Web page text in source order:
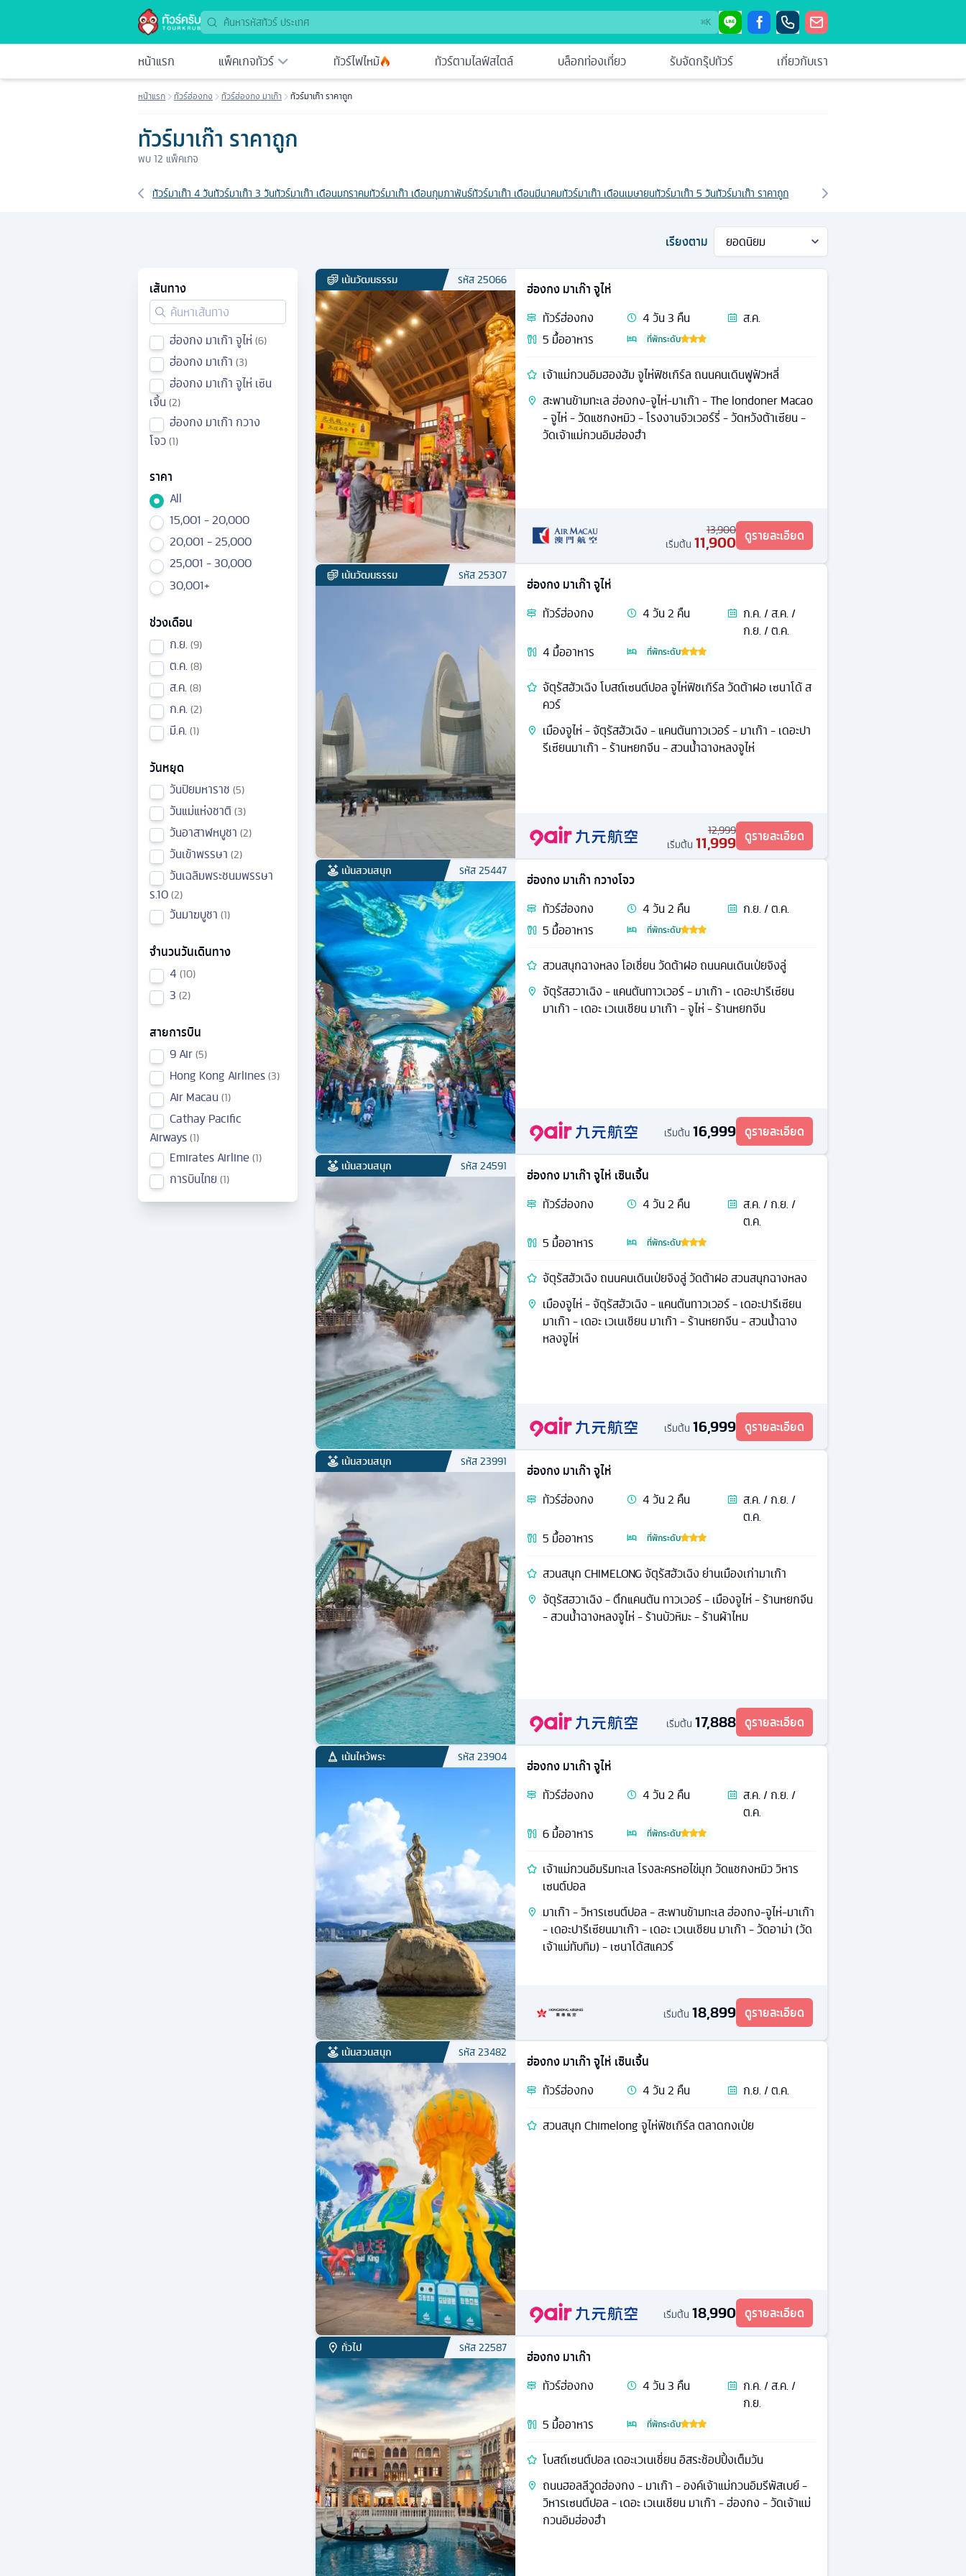
⌘K
หน้าแรก แพ็คเกจทัวร์ ทัวร์ไฟไหม้ ทัวร์ตามไลฟ์สไตล์ บล็อกท่องเที่ยว รับจัดกรุ๊ปทัวร์ เกี่ยวกับเรา
หน้าแรก ทัวร์ฮ่องกง ทัวร์ฮ่องกง มาเก๊า ทัวร์มาเก๊า ราคาถูก
ทัวร์มาเก๊า ราคาถูก
พบ12 แพ็คเกจ
เส้นทางที่เกี่ยวข้อง
ทัวร์มาเก๊า 4 วันทัวร์มาเก๊า 3 วันทัวร์มาเก๊า เดือนมกราคมทัวร์มาเก๊า เดือนกุมภาพันธ์ทัวร์มาเก๊า เดือนมีนาคมทัวร์มาเก๊า เดือนเมษายนทัวร์มาเก๊า 5 วันทัวร์มาเก๊า ราคาถูก
เรียงตาม
เส้นทาง
ฮ่องกง มาเก๊า จูไห่ 6
ฮ่องกง มาเก๊า 3
ฮ่องกง มาเก๊า จูไห่ เซิน
เจิ้น 2
ฮ่องกง มาเก๊า กวาง
โจว 1
ราคา
All
15,001 - 20,000
20,001 - 25,000
25,001 - 30,000
30,001+
ช่วงเดือน
ก.ย. 9
ต.ค. 8
ส.ค. 8
ก.ค. 2
มี.ค. 1
วันหยุด
วันปิยมหาราช 5
วันแม่แห่งชาติ 3
วันอาสาฬหบูชา 2
วันเข้าพรรษา 2
วันเฉลิมพระชนมพรรษา
ร.10 2
วันมาฆบูชา 1
จำนวนวันเดินทาง
4 10
3 2
สายการบิน
9 Air 5
Hong Kong Airlines 3
Air Macau 1
Cathay Pacific
Airways 1
Emirates Airline 1
การบินไทย 1
เน้นวัฒนธรรม รหัส25066
ฮ่องกง มาเก๊า จูไห่
ทัวร์ฮ่องกง 4วัน3 คืน
ส.ค.
5 มื้ออาหาร ที่พักระดับ
เจ้าแม่กวนอิมฮองฮัม จูไห่ฟิชเกิร์ล ถนนคนเดินฟูฟัวหลี่
สะพานข้ามทะเล ฮ่องกง-จูไห่-มาเก๊า - The londoner Macao
- จูไห่ - วัดแชกงหมิว - โรงงานจิวเวอร์รี่ - วัดหวังต้าเซียน -
วัดเจ้าแม่กวนอิมฮ่องฮำ
13,900
เริ่มต้น 11,900 ดูรายละเอียด
เน้นวัฒนธรรม รหัส25307
ฮ่องกง มาเก๊า จูไห่
ทัวร์ฮ่องกง 4วัน2 คืน
ก.ค. / ส.ค. /
ก.ย. / ต.ค.
4 มื้ออาหาร ที่พักระดับ
จัตุรัสฮัวเฉิง โบสถ์เซนต์ปอล จูไห่ฟิชเกิร์ล วัดต้าฝอ เซนาโด้ ส
ควร์
เมืองจูไห่ - จัตุรัสฮัวเฉิง - แคนตันทาวเวอร์ - มาเก๊า - เดอะปา
รีเซียนมาเก๊า - ร้านหยกจีน - สวนน้ำฉางหลงจูไห่
12,999
เริ่มต้น 11,999 ดูรายละเอียด
เน้นสวนสนุก รหัส25447
ฮ่องกง มาเก๊า กวางโจว
ทัวร์ฮ่องกง 4วัน2 คืน
ก.ย. / ต.ค.
5 มื้ออาหาร ที่พักระดับ
สวนสนุกฉางหลง โอเชี่ยน วัดต้าฝอ ถนนคนเดินเป่ยจิงลู่
จัตุรัสฮวาเฉิง - แคนตันทาวเวอร์ - มาเก๊า - เดอะปารีเซียน
มาเก๊า - เดอะ เวเนเชียน มาเก๊า - จูไห่ - ร้านหยกจีน
เริ่มต้น 16,999 ดูรายละเอียด
เน้นสวนสนุก รหัส24591
ฮ่องกง มาเก๊า จูไห่ เซินเจิ้น
ทัวร์ฮ่องกง 4วัน2 คืน
ส.ค. / ก.ย. /
ต.ค.
5 มื้ออาหาร ที่พักระดับ
จัตุรัสฮัวเฉิง ถนนคนเดินเป่ยจิงลู่ วัดต้าฝอ สวนสนุกฉางหลง
เมืองจูไห่ - จัตุรัสฮัวเฉิง - แคนตันทาวเวอร์ - เดอะปารีเซียน
มาเก๊า - เดอะ เวเนเชียน มาเก๊า - ร้านหยกจีน - สวนน้ำฉาง
หลงจูไห่
เริ่มต้น 16,999 ดูรายละเอียด
เน้นสวนสนุก รหัส23991
ฮ่องกง มาเก๊า จูไห่
ทัวร์ฮ่องกง 4วัน2 คืน
ส.ค. / ก.ย. /
ต.ค.
5 มื้ออาหาร ที่พักระดับ
สวนสนุก CHIMELONG จัตุรัสฮัวเฉิง ย่านเมืองเก่ามาเก๊า
จัตุรัสฮวาเฉิง - ตึกแคนตัน ทาวเวอร์ - เมืองจูไห่ - ร้านหยกจีน
- สวนน้ำฉางหลงจูไห่ - ร้านบัวหิมะ - ร้านผ้าไหม
เริ่มต้น 17,888 ดูรายละเอียด
เน้นไหว้พระ รหัส23904
ฮ่องกง มาเก๊า จูไห่
ทัวร์ฮ่องกง 4วัน2 คืน
ส.ค. / ก.ย. /
ต.ค.
6มื้ออาหาร ที่พักระดับ
เจ้าแม่กวนอิมริมทะเล โรงละครหอไข่มุก วัดแชกงหมิว วิหาร
เซนต์ปอล
มาเก๊า - วิหารเซนต์ปอล - สะพานข้ามทะเล ฮ่องกง-จูไห่-มาเก๊า
- เดอะปารีเซียนมาเก๊า - เดอะ เวเนเชียน มาเก๊า - วัดอาม่า (วัด
เจ้าแม่ทับทิม) - เซนาโด้สแควร์
เริ่มต้น 18,899 ดูรายละเอียด
เน้นสวนสนุก รหัส23482
ฮ่องกง มาเก๊า จูไห่ เซินเจิ้น
ทัวร์ฮ่องกง 4วัน2 คืน
ก.ย. / ต.ค.
สวนสนุก Chimelong จูไห่ฟิชเกิร์ล ตลาดกงเป่ย
เริ่มต้น 18,990 ดูรายละเอียด
ทั่วไป รหัส22587
ฮ่องกง มาเก๊า
ทัวร์ฮ่องกง 4วัน3 คืน
ก.ค. / ส.ค. /
ก.ย.
5 มื้ออาหาร ที่พักระดับ
โบสถ์เซนต์ปอล เดอะเวเนเชี่ยน อิสระช้อปปิ้งเต็มวัน
ถนนฮอลลีวูดฮ่องกง - มาเก๊า - องค์เจ้าแม่กวนอิมรีพัสเบย์ -
วิหารเซนต์ปอล - เดอะ เวเนเชียน มาเก๊า - ฮ่องกง - วัดเจ้าแม่
กวนอิมฮ่องฮำ